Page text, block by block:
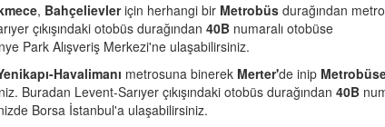
, Bahçelievleriçin herhangi bir Metrobüs durağından
çıkışındaki otobüs durağından 40B numaralı otobüse
Park Alışveriş Merkezi'ne ulaşabilirsiniz.
Havalimanı metrosuna binerek Merter'de inip
Buradan Levent-Sarıyer çıkışındaki otobüs durağından 40B
Borsa İstanbul'a ulaşabilirsiniz.